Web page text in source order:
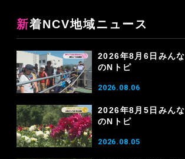
新着NCV地域ニュース
2026年8月6日みんな
のNトピ
2026.08.06
2026年8月5日みんな
のNトピ
2026.08.05